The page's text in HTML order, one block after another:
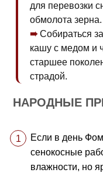
для перевозки
обмолота зерна.
Собираться
кашу с медом и
старшее
страдой.
НАРОДНЫЕ
Если в день
сенокосные
влажности, но